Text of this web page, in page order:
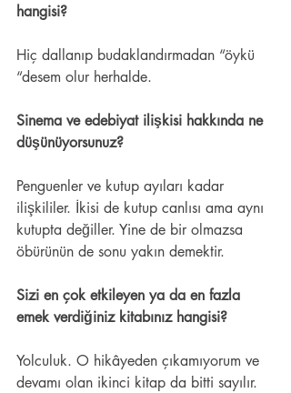
hangisi?
Hiç dallanıp budaklandırmadan “öykü
“desem olur herhalde.
Sinema ve edebiyat ilişkisi hakkında ne
düşünüyorsunuz?
Penguenler ve kutup ayıları kadar
ilişkililer. İkisi de kutup canlısı ama aynı
kutupta değiller. Yine de bir olmazsa
öbürünün de sonu yakın demektir.
Sizi en çok etkileyen ya da en fazla
emek verdiğiniz kitabınız hangisi?
Yolculuk. O hikâyeden çıkamıyorum ve
devamı olan ikinci kitap da bitti sayılır.